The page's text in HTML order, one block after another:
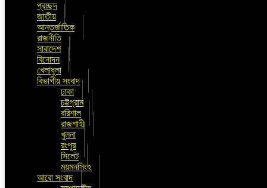
প্রচ্ছদ
জাতীয়
আন্তর্জাতিক
রাজনীতি
সারাদেশ
বিনোদন
খেলাধুলা
বিভাগীয় সংবাদ
ঢাকা
চট্টগ্রাম
বরিশাল
রাজশাহী
খুলনা
রংপুর
সিলেট
ময়মনসিংহ
আরো সংবাদ